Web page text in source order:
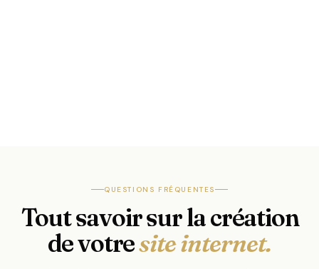
QUESTIONS FRÉQUENTES
Tout savoir sur la création
de votresite internet.